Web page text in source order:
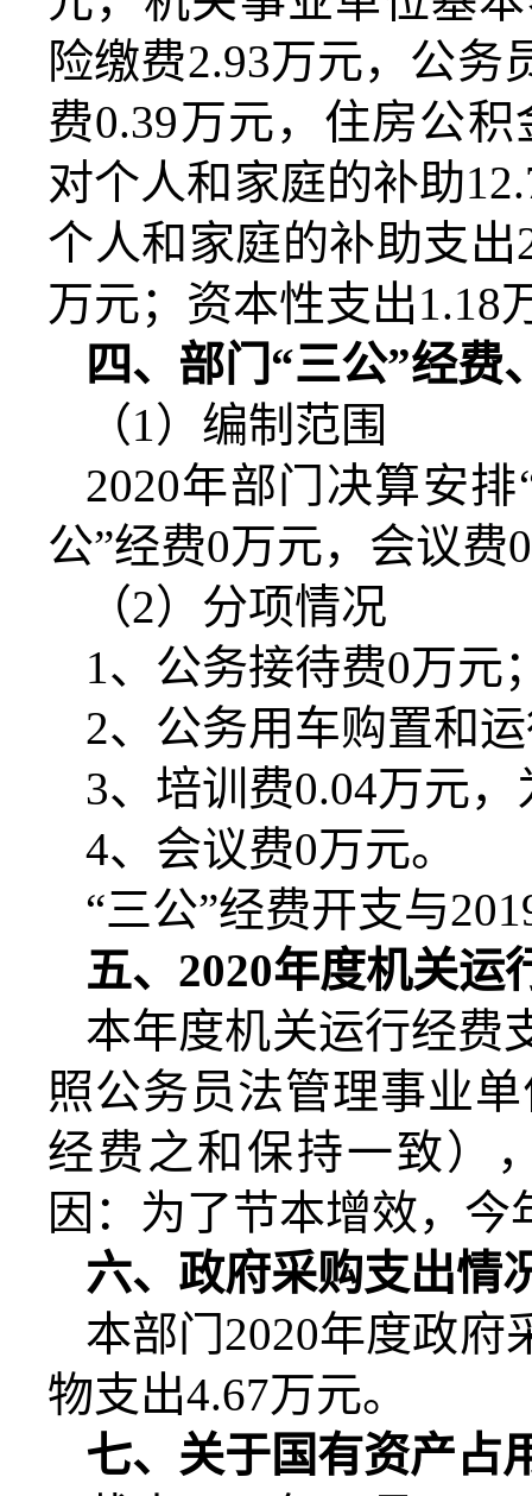
险缴费2.93万元，公务
费0.39万元， 住房公积
对个人和家庭的补助
个人和家庭的补助支出
万元；资本性支出1.18
四、部门“三公”经费
（1）编制范围
2020年部门决算安排
公”经费0万元，会议费
（2）分项情况
1、公务接待费0万元
2、公务用车购置和
3、培训费0.04万元
4、 会议费0万元。
“三公”经费开支与
五、 2020年度机关运
本年度机关运行经费
照公务员法管理事业
经费之和保持一致）
因： 为了节本增效，今
六、政府采购支出情
本部门2020年度政府
物支出4.67万元。
七、关于国有资产占